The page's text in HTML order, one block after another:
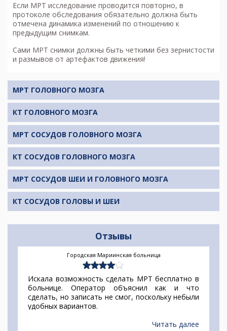
Если МРТ исследование проводится повторно, в
протоколе обследования обязательно должна быть
отмечена динамика изменений по отношению к
предыдущим снимкам.
Сами МРТ снимки должны быть четкими без зернистости
и размывов от артефактов движения!
МРТ ГОЛОВНОГО МОЗГА
КТ ГОЛОВНОГО МОЗГА
МРТ СОСУДОВ ГОЛОВНОГО МОЗГА
КТ СОСУДОВ ГОЛОВНОГО МОЗГА
МРТ СОСУДОВ ШЕИ И ГОЛОВНОГО МОЗГА
КТ СОСУДОВ ГОЛОВЫ И ШЕИ
Отзывы
Городская Мариинская больница
Искала возможность сделать МРТ бесплатно в
больнице. Оператор объяснил как и что
сделать, но записать не смог, поскольку небыли
удобных вариантов.
Читать далее